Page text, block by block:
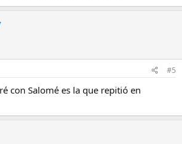
#5
con Salomé es la que repitió en